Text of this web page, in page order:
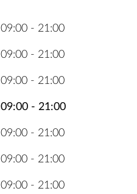
09:00 - 21:00
09:00 - 21:00
09:00 - 21:00
09:00 - 21:00
09:00 - 21:00
09:00 - 21:00
09:00 - 21:00